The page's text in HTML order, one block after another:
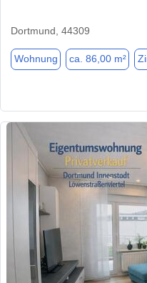
Dortmund, 44309
Wohnung ca. 86,00 m²